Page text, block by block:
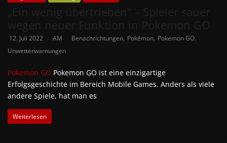
12. Juli 2022 AM Benachrichtungen, Pokémon, Pokemon GO,
Unwetterwarnungen
Pokemon GO Pokemon GO ist eine einzigartige
Erfolgsgeschichte im Bereich Mobile Games. Anders als viele
andere Spiele, hat man es
Weiterlesen